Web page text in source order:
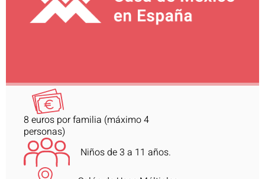
8 euros por familia (máximo 4
personas)
Niños de 3 a 11 años.